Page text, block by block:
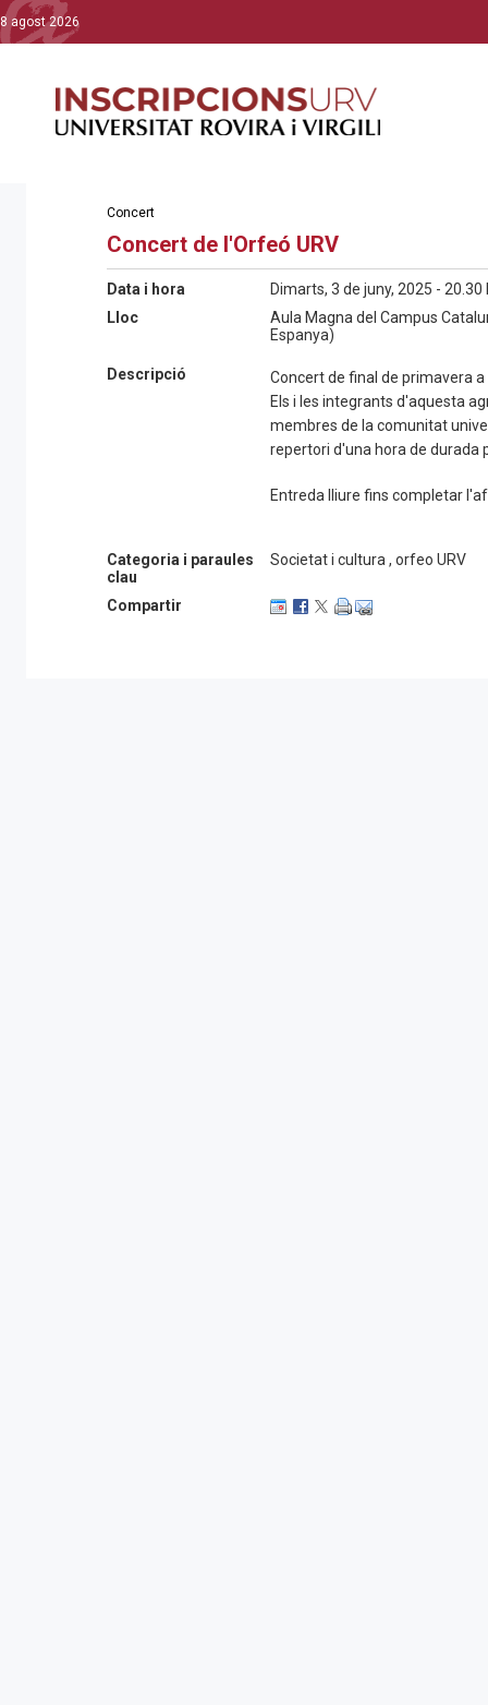
8 agost 2026
Concert
Concert de l'Orfeó URV
Data i hora
Dimarts, 3 de juny, 2025 - 20.30
Lloc
Aula Magna del Campus
Espanya)
Descripció
Concert de final de primavera a
Els i les integrants d'aquesta
membres de la comunitat
repertori d'una hora de durada
Entreda lliure fins completar
Categoria i paraules
clau
Societat i cultura , orfeo URV
Compartir